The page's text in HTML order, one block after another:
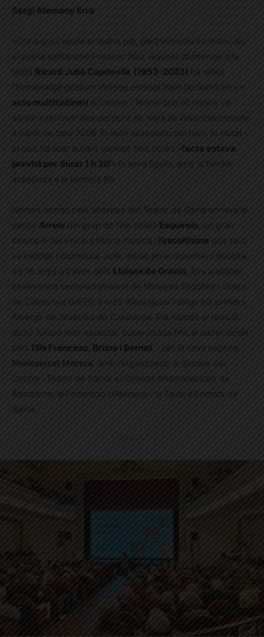
Sergi Alemany Erra
«Dona gust veure el teatre ple, però el motiu és trist», diu
el poeta sarrianenc Frederic Bou. Aquest diumenge a la
tarda Ricard Julià Capdevila (1953-2023) ha rebut
l’homenatge pòstum del seu estimat barri de Sarrià en un
acte multitudinari al Centre i Teatre que ell mateix va
ajudar a renovar des del punt de vista de l’associacionisme
a partir de l’any 2006. El món associatiu del barri, la ciutat i
el país ha lloat durant gairebé tres hores -l’acte estava
previst per durar 1 h 30′- la seva figura, amb la família
asseguda a la primera fila.
Només entrar, pels altaveus del Teatre de Sarrià sonava la
cançó Arrels del grup de folk català Esquirols , un gran
exemple del vincle entre la música i l’escoltisme que tant
va estimar i promoure Julià, iniciat en el moviment escolta
als 16 anys a través dels Lluïsos de Gràcia
, fins a acabar
esdevenint secretari general de Minyons Escoltes i Guies
de Catalunya (MEG), a més d’inaugurar i dirigir els primers
Albergs de Joventut de Catalunya. Era només el preludi
d’una funció molt especial, supervisada fins al darrer detall
pels fills Francesc, Bruna i Bernat , i per la seva esposa,
Montserrat Morera , amb l’organització al darrere del
Centre i Teatre de Sarrià, el Consell d’Associacions de
Barcelona, la Federació d’Ateneus i la Taula d’Entitats de
Sarrià.
Publicitat